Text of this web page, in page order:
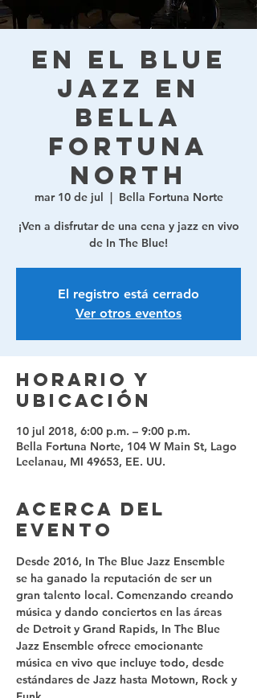
En el Blue
Jazz en
Bella
Fortuna
North
mar 10 de jul
  |
Bella Fortuna Norte
¡Ven a disfrutar de una cena y jazz en vivo
de In The Blue!
El registro está cerrado
Ver otros eventos
Horario y
ubicación
10 jul 2018, 6:00 p.m. – 9:00 p.m.
Bella Fortuna Norte, 104 W Main St, Lago
Leelanau, MI 49653, EE. UU.
Acerca del
evento
Desde 2016, In The Blue Jazz Ensemble
se ha ganado la reputación de ser un
gran talento local. Comenzando creando
música y dando conciertos en las áreas
de Detroit y Grand Rapids, In The Blue
Jazz Ensemble ofrece emocionante
música en vivo que incluye todo, desde
estándares de Jazz hasta Motown, Rock y